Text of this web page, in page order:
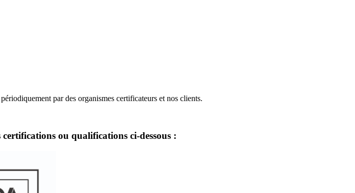
par des organismes certificateurs et nos clients.
ou qualifications ci-dessous :